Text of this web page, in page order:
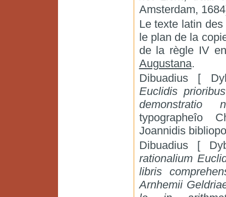
Amsterdam,
Le texte latin des
le plan de la
de la règle IV
Augustana.
Dibuadius [
Euclidis
demonstratio
typographeîo
Joannidis
Dibuadius [
rationalium
libris
Arnhemii